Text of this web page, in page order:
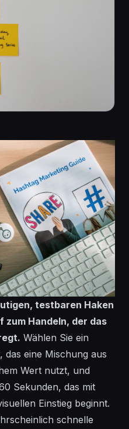
testbaren Haken
zum Handeln, der das
Wählen Sie ein
das eine Mischung aus
Wert nutzt, und
Sekunden, das mit
Einstieg beginnt.
schnelle